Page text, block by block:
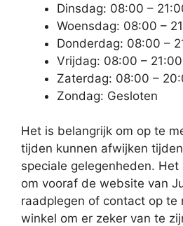
Dinsdag: 08:00 –
Woensdag: 08:00 –
Donderdag: 08:00 –
Vrijdag: 08:00 – 21:00
Zaterdag: 08:00 –
Zondag: Gesloten
Het is belangrijk om op te
tijden kunnen afwijken
speciale gelegenheden.
om vooraf de website van
raadplegen of contact op te
winkel om er zeker van te